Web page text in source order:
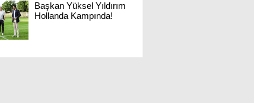
Başkan Yüksel Yıldırım
Hollanda Kampında!